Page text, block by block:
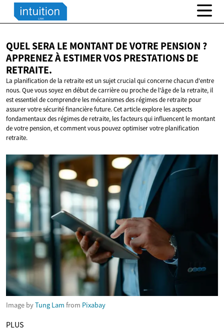
QUEL SERA LE MONTANT DE VOTRE PENSION ?
APPRENEZ À ESTIMER VOS PRESTATIONSDE
RETRAITE.
La planification de la retraite est un sujet crucial qui concerne chacun d'entre
nous. Que vous soyez en début de carrière ou proche de l'âge de la retraite, il
est essentiel de comprendre les mécanismes des régimes de retraite pour
assurer votre sécurité financière future. Cet article explore les aspects
fondamentaux des régimes de retraite, les facteurs qui influencent le montant
de votre pension, et comment vous pouvez optimiser votre planification
retraite.
Image byTung Lam from Pixabay
PLUS